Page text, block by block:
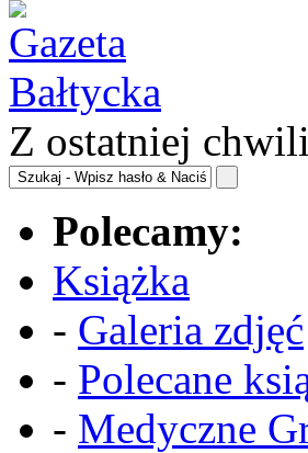
Z ostatniej
Polecamy:
Książka
- Galeria zdjęć
- Polecane
- Medyczne